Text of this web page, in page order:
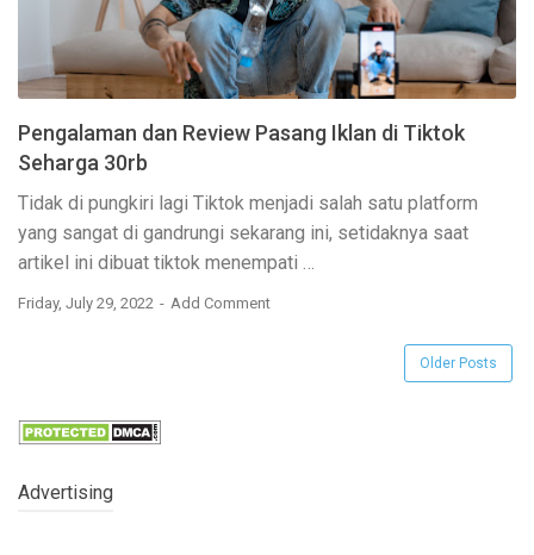
Pengalaman dan Review Pasang Iklan di Tiktok
Seharga 30rb
Tidak di pungkiri lagi Tiktok menjadi salah satu platform
yang sangat di gandrungi sekarang ini, setidaknya saat
artikel ini dibuat tiktok menempati …
Friday, July 29, 2022 Add Comment
Older Posts
Advertising